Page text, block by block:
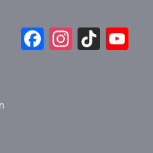
F
In
Ti